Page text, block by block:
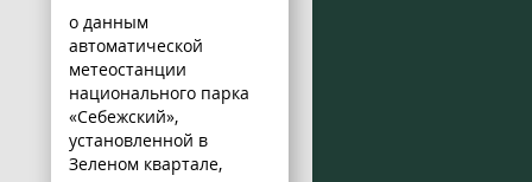
о данным
автоматической
метеостанции
национального парка
«Себежский»,
установленной в
Зеленом квартале,